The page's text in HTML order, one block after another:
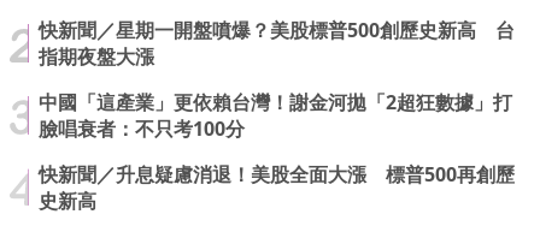
快新聞／星期一開盤噴爆？美股標普500創歷史新高 台
指期夜盤大漲
中國「這產業」更依賴台灣！謝金河拋「2超狂數據」打
臉唱衰者：不只考100分
快新聞／升息疑慮消退！美股全面大漲 標普500再創歷
史新高